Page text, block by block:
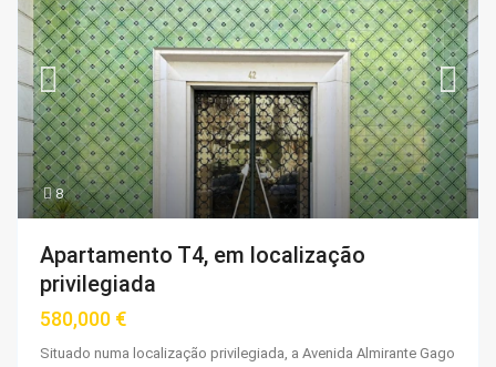
8
Apartamento T4, em localização
privilegiada
580,000 €
Situado numa localização privilegiada, a Avenida Almirante Gago